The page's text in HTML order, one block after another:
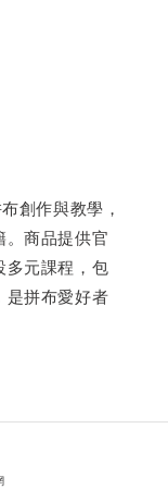
創作與教學，
。商品提供官
多元課程，包
是拼布愛好者